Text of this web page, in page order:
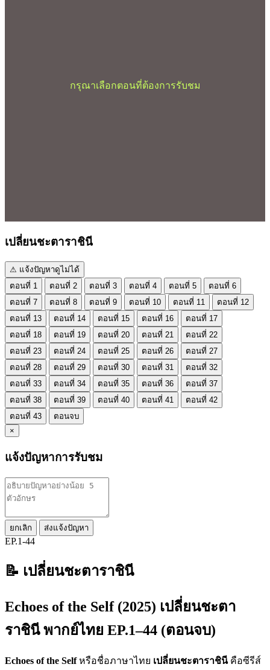
กรุณาเลือกตอนที่ต้องการรับชม
เปลี่ยนชะตาราชินี
⚠ แจ้งปัญหาดูไม่ได้
ตอนที่ 1
ตอนที่ 2 ตอนที่ 3 ตอนที่ 4 ตอนที่ 5
ตอนที่ 6
ตอนที่ 7
ตอนที่ 8 ตอนที่ 9 ตอนที่ 10 ตอนที่ 11
ตอนที่ 12
ตอนที่ 13
ตอนที่ 14 ตอนที่ 15 ตอนที่ 16
ตอนที่ 17
ตอนที่ 18
ตอนที่ 19 ตอนที่ 20 ตอนที่ 21
ตอนที่ 22
ตอนที่ 23
ตอนที่ 24 ตอนที่ 25 ตอนที่ 26
ตอนที่ 27
ตอนที่ 28
ตอนที่ 29 ตอนที่ 30 ตอนที่ 31
ตอนที่ 32
ตอนที่ 33
ตอนที่ 34 ตอนที่ 35 ตอนที่ 36
ตอนที่ 37
ตอนที่ 38
ตอนที่ 39 ตอนที่ 40 ตอนที่ 41
ตอนที่ 42
ตอนที่ 43
ตอนจบ
×
แจ้งปัญหาการรับชม
ยกเลิก ส่งแจ้งปัญหา
EP.1-44
📝 เปลี่ยนชะตาราชินี
Echoes of the Self (2025) เปลี่ยนชะตา
ราชินี พากย์ไทย EP.1–44 (ตอนจบ)
Echoes of the Selfหรือชื่อภาษาไทย เปลี่ยนชะตาราชินีคือซีรีส์